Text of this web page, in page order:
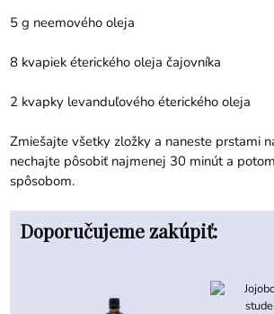
5 g neemového oleja
8 kvapiek éterického oleja čajovníka
2 kvapky levanduľového éterického oleja
Zmiešajte všetky zložky a naneste prstami
nechajte pôsobiť najmenej 30 minút a
spôsobom.
Doporučujeme zakúpiť: